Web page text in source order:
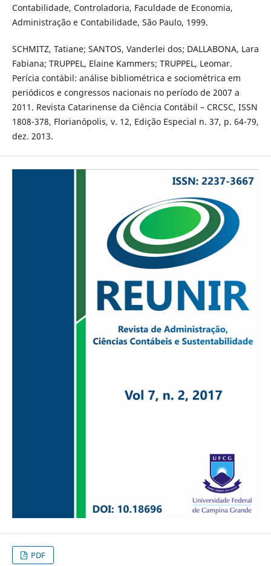
Contabilidade, Controladoria, Faculdade de Economia,
Administração e Contabilidade, São Paulo, 1999.
SCHMITZ, Tatiane; SANTOS, Vanderlei dos; DALLABONA, Lara
Fabiana; TRUPPEL, Elaine Kammers; TRUPPEL, Leomar.
Perícia contábil: análise bibliométrica e sociométrica em
periódicos e congressos nacionais no período de 2007 a
2011. Revista Catarinense da Ciência Contábil – CRCSC, ISSN
1808-378, Florianópolis, v. 12, Edição Especial n. 37, p. 64-79,
dez. 2013.
PDF